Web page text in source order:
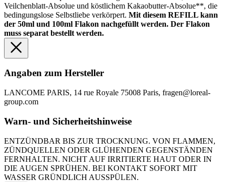
Veilchenblatt-Absolue und köstlichem Kakaobutter-Absolue**, die
bedingungslose Selbstliebe verkörpert. Mit diesem REFILL kann
der 50ml und 100ml Flakon nachgefüllt werden. Der Flakon
muss separat bestellt werden.
Angaben zum Hersteller
LANCOME PARIS, 14 rue Royale 75008 Paris, fragen@loreal-
group.com
Warn- und Sicherheitshinweise
ENTZÜNDBAR BIS ZUR TROCKNUNG. VON FLAMMEN,
ZÜNDQUELLEN ODER GLÜHENDEN GEGENSTÄNDEN
FERNHALTEN. NICHT AUF IRRITIERTE HAUT ODER IN
DIE AUGEN SPRÜHEN. BEI KONTAKT SOFORT MIT
WASSER GRÜNDLICH AUSSPÜLEN.